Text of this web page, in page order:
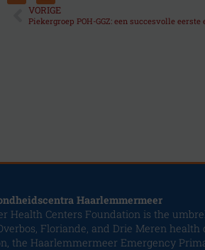
VORIGE
Piekergroep POH-GGZ: een succesvolle eerste
Haarlemmermeer
Health Centers Foundation is the
Floriande, and Drie Meren health
the Haarlemmermeer Emergency